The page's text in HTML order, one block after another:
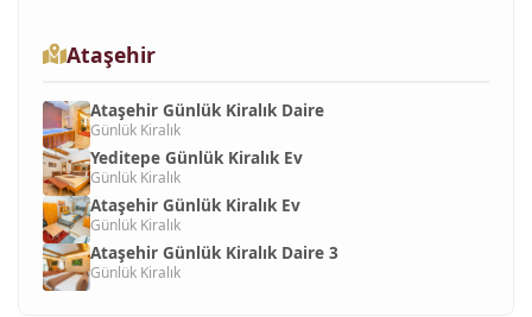
Ataşehir
Ataşehir Günlük Kiralık Daire
Günlük Kiralık
Yeditepe Günlük Kiralık Ev
Günlük Kiralık
Ataşehir Günlük Kiralık Ev
Günlük Kiralık
Ataşehir Günlük Kiralık Daire 3
Günlük Kiralık